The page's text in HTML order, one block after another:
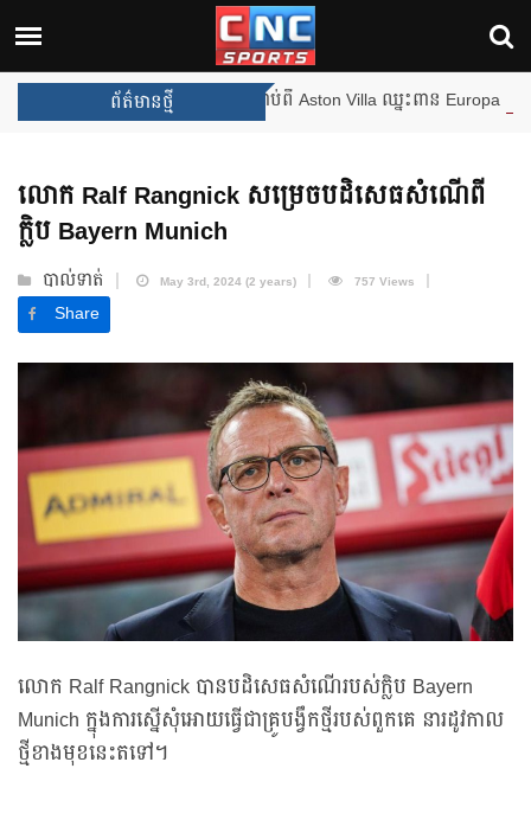
ព័ត៌មានថ្មី
នះពានរង្វាន់បន្ថែមទៀត បន្ទាប់ពី Aston Villa ឈ្នះពាន Europa League
លោក Ralf Rangnick សម្រេចបដិសេធសំណើពី
ក្លិប Bayern Munich
បាល់ទាត់ May 3rd, 2024 (2 years) 757 Views
Share
លោក Ralf Rangnick បានបដិសេធសំណើរបស់ក្លិប Bayern
Munich ក្នុងការស្នើសុំអោយធ្វើជាគ្រូបង្វឹកថ្មីរបស់ពួកគេ នារដូវកាល
ថ្មីខាងមុខនេះតទៅ។